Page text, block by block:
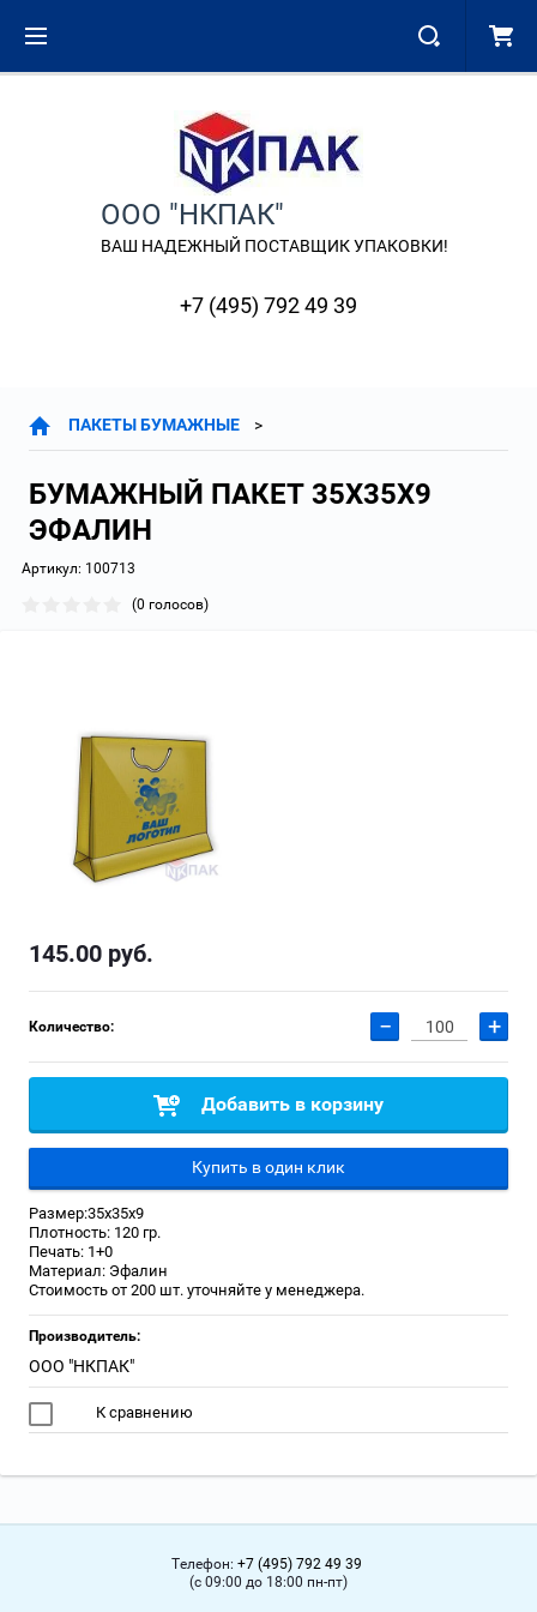
ООО "НКПАК"
ВАШ НАДЕЖНЫЙ ПОСТАВЩИК УПАКОВКИ!
+7 (495) 792 49 39
ПАКЕТЫ БУМАЖНЫЕ
БУМАЖНЫЙ ПАКЕТ 35Х35Х9
ЭФАЛИН
Артикул: 100713
(0 голосов)
145.00 руб.
Количество: − +
Добавить в корзину
Купить в один клик
Размер:35х35х9
Плотность: 120 гр.
Печать: 1+0
Материал: Эфалин
Стоимость от 200 шт. уточняйте у менеджера.
Производитель:
ООО "НКПАК"
К сравнению
Телефон: +7 (495) 792 49 39
(с 09:00 до 18:00 пн-пт)